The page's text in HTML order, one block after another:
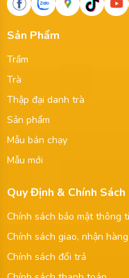
Sản Phẩm
Trầm
Trà
Thập đại danh trà
Sản phẩm
Mẫu bán chạy
Mẫu mới
Quy Định & Chính Sách
Chính sách bảo mật thông
Chính sách giao, nhận
Chính sách đổi trả